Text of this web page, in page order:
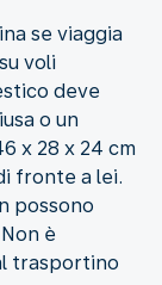
se viaggia
voli
deve
o un
x 28 x 24 cm
fronte a lei.
possono
è
trasportino